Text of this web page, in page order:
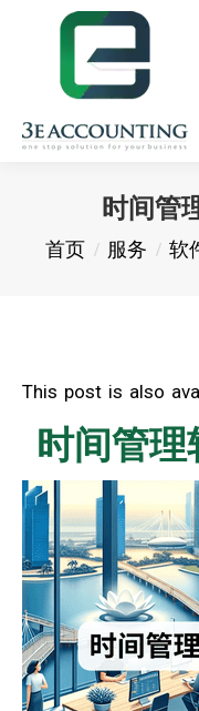
时间管
您在这里：
首页 服务 软
This post is also
时间管